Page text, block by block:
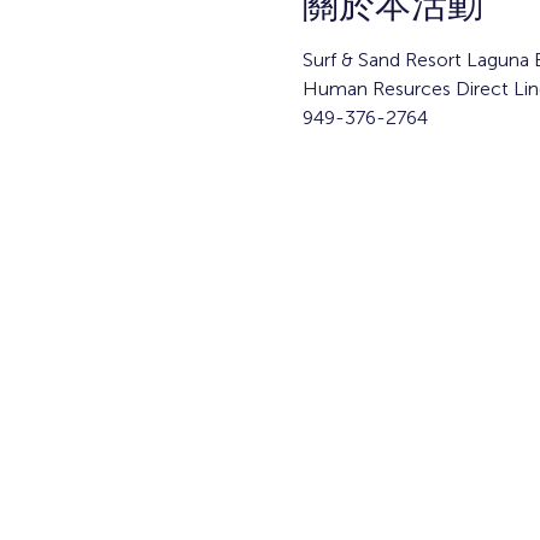
Surf & Sand Resort Laguna
Human Resurces Direct
949-376-2764